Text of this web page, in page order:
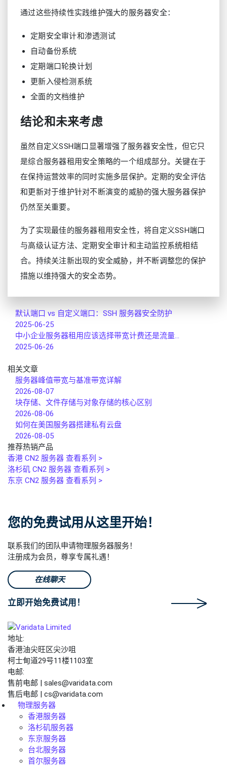
通过这些持续性实践维护强大的服务器安全：
定期安全审计和渗透测试
自动备份系统
定期端口轮换计划
更新入侵检测系统
全面的文档维护
结论和未来考虑
虽然自定义SSH端口显著增强了服务器安全性，但它只
是综合服务器租用安全策略的一个组成部分。关键在于
在保持运营效率的同时实施多层保护。定期的安全评估
和更新对于维护针对不断演变的威胁的强大服务器保护
仍然至关重要。
为了实现最佳的服务器租用安全性，将自定义SSH端口
与高级认证方法、定期安全审计和主动监控系统相结
合。持续关注新出现的安全威胁，并不断调整您的保护
措施以维持强大的安全态势。
默认端口 vs 自定义端口：SSH 服务器安全防护
2025-06-25
中小企业服务器租用应该选择带宽计费还是流量...
2025-06-26
相关文章
服务器峰值带宽与基准带宽详解
2026-08-07
块存储、文件存储与对象存储的核心区别
2026-08-06
如何在美国服务器搭建私有云盘
2026-08-05
推荐热销产品
香港 CN2 服务器 查看系列 >
洛杉矶 CN2 服务器 查看系列 >
东京 CN2 服务器 查看系列 >
您的免费试用从这里开始！
联系我们的团队申请物理服务器服务！
注册成为会员，尊享专属礼遇！
在线聊天
立即开始免费试用！
地址:
香港油尖旺区尖沙咀
柯士甸道29号11楼1103室
电邮:
售前电邮 | sales@varidata.com
售后电邮 | cs@varidata.com
物理服务器
香港服务器
洛杉矶服务器
东京服务器
台北服务器
首尔服务器